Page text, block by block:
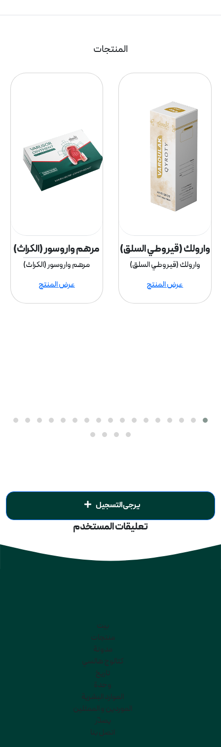
المنتجات
وارولك (قيروطي السلق)
وارولك (قيروطي السلق)
عرض المنتج
مرهم واروسور (الكراث)
مرهم واروسور (الكراث)
عرض المنتج
يرجى التسجيل
تعليقات المستخدم
بيت
منتجات
مدونة
كتالوج هالسي
تاريخ
وحدة
الموارد البشرية
الموردين و الممثلين
يصدّر
اتصل بنا